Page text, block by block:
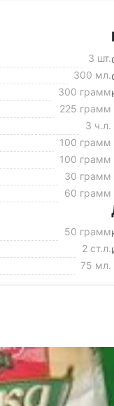
3 шт.
300 мл.
300 грамм
225 грамм
3 ч.л.
100 грамм
100 грамм
30 грамм
60 грамм
50 грамм
2 ст.л.
75 мл.